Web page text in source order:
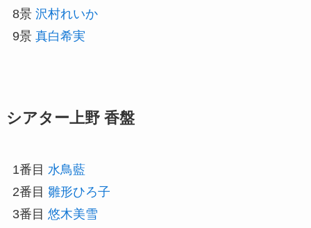
8景 沢村れいか
9景 真白希実
シアター上野 香盤
1番目 水鳥藍
2番目 雛形ひろ子
3番目 悠木美雪